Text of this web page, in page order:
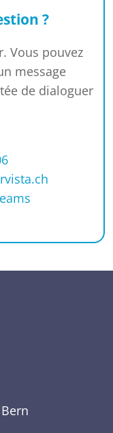
?
Vous pouvez
message
de dialoguer